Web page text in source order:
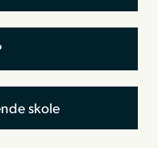
skole